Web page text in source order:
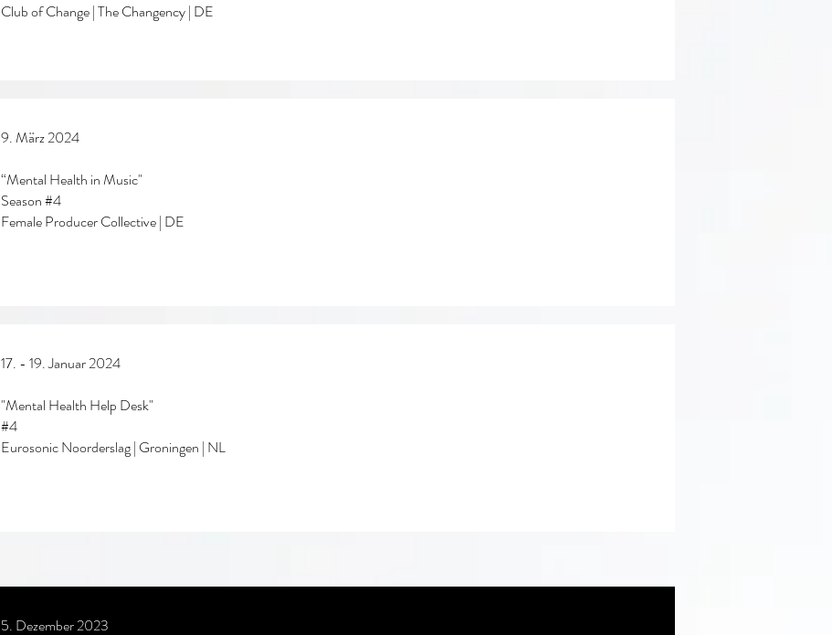
Club of Change | The Changency | DE
9. März 2024
“Mental Health in Music"
Season #4
Female Producer Collective | DE
17. - 19. Januar 2024
"Mental Health Help Desk"
#4
Eurosonic Noorderslag | Groningen | NL
5. Dezember 2023